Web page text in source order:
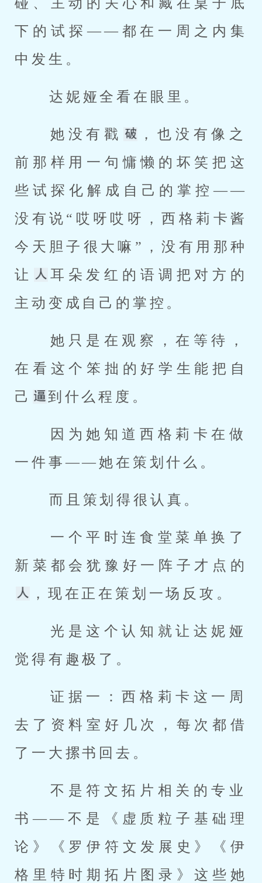
下的试探——都在一周之内集
中发生。
达妮娅全看在眼里。
她没有戳
，也没有像之
前那样用一句慵懒的坏笑把这
些试探化解成自己的掌控——
没有说“哎呀哎呀，西格莉卡酱
今天胆子很大嘛”，没有用那种
让
耳朵发红的语调把对方的
主动变成自己的掌控。
在看这个笨拙的好学生能把自
己
到什么程度。
一件事——她在策划什么。
而且策划得很认真。
新菜都会犹豫好一阵子才点的
，现在正在策划一场反攻。
觉得有趣极了。
去了资料室好几次，每次都借
了一大摞书回去。
书——不是《虚质粒子基础理
论》《罗伊符文发展史》《伊
格里特时期拓片图录》这些她